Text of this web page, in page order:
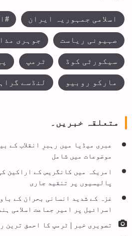
اسلامی جمہوریہ ایران
صہیونی ریاست جوہری
سیکورٹی کوڈ ٹرمپ
مارکو روبیو لنڈسے
متعلقہ خبریں۔
عبری میڈیا میں رہبرِ انقلاب کے
موضوعات میں شامل
امریکہ میں کانگریس کے اراکین
پالیسیوں پر تنقید جاری
غزہ کے شدید انسانی بحران کے
اسرائیل پر امیر جماعت اسلامی
تصویری خبر | ٹرمپ کا احمق ترین